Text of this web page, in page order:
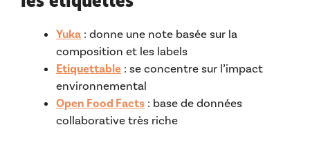
Yuka : donne une note basée sur la
composition et les labels
Etiquettable : se concentre sur l’impact
environnemental
Open Food Facts : base de données
collaborative très riche